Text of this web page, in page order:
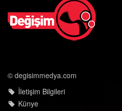
© degisimmedya.com
İletişim Bilgileri
Künye